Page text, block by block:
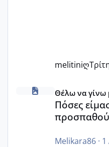
melitiniღ
Πόσες είμαστε κοντά 40
Θέλω να γίνω
Πόσες
Melikara86· 1